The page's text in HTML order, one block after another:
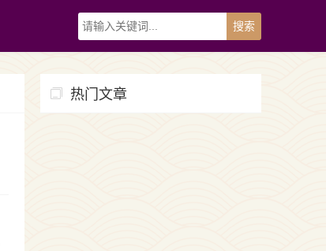
热门文章